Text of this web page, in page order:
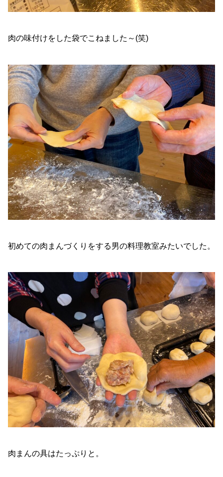
肉の味付けをした袋でこねました～(笑)
初めての肉まんづくりをする男の料理教室みたいでした。
肉まんの具はたっぷりと。